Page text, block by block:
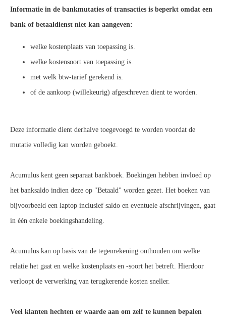
Informatie in de bankmutaties of transacties is beperkt omdat een
bank of betaaldienst niet kan aangeven:
welke kostenplaats van toepassing is.
welke kostensoort van toepassing is.
met welk btw-tarief gerekend is.
of de aankoop (willekeurig) afgeschreven dient te worden.
Deze informatie dient derhalve toegevoegd te worden voordat de
mutatie volledig kan worden geboekt.
Acumulus kent geen separaat bankboek. Boekingen hebben invloed op
het banksaldo indien deze op "Betaald" worden gezet. Het boeken van
bijvoorbeeld een laptop inclusief saldo en eventuele afschrijvingen, gaat
in één enkele boekingshandeling.
Acumulus kan op basis van de tegenrekening onthouden om welke
relatie het gaat en welke kostenplaats en -soort het betreft. Hierdoor
verloopt de verwerking van terugkerende kosten sneller.
Veel klanten hechten er waarde aan om zelf te kunnen bepalen